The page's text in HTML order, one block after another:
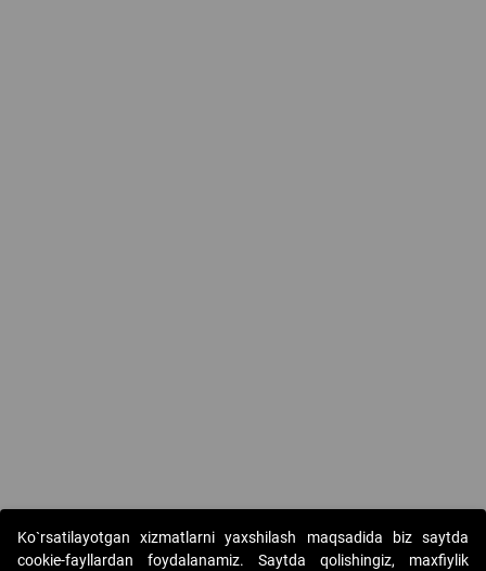
Ko`rsatilayotgan xizmatlarni yaxshilash maqsadida biz saytda
cookie-fayllardan foydalanamiz. Saytda qolishingiz, maxfiylik